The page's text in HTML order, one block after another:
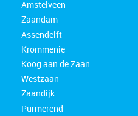
• Heat recovery
• Floor heating on the
bathroom
• Newly built shed
• Side gate with double
foundation and
• Lot size: 458 m²
• Shops, schools and
Amstelveen
Zaandam
Assendelft
Krommenie
Koog aan de Zaan
Westzaan
Zaandijk
Purmerend